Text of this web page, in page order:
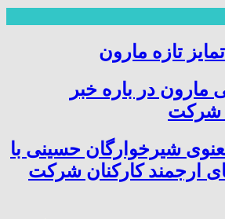
تازه مارون
مارون در باره خبر
شرکت
شیرخوارگان حسینی با
ارجمند کارکنان شرکت